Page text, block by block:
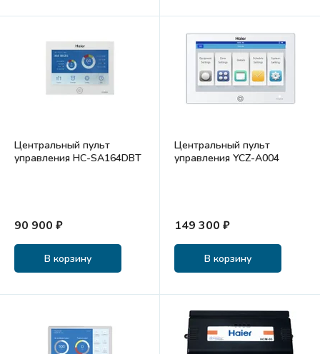
Центральный пульт
управления HC-SA164DBT
90 900 ₽
В корзину
Центральный пульт
управления YCZ-A004
149 300 ₽
В корзину